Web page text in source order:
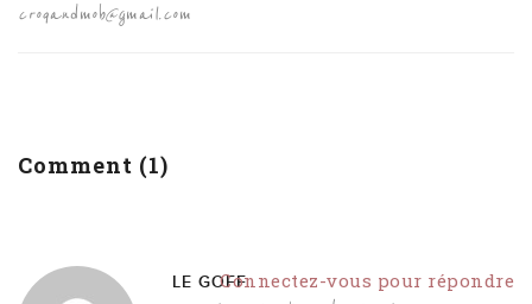
croqandmob@gmail.com
Comment (1)
LE GOFFConnectez-vous pour répondre